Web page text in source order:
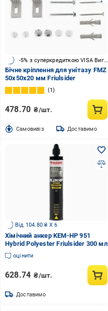
-5% з суперкредиткою VISA Вигода
Бічне крiплення для унiтазу FMZ
50x50x20 мм Friulsider
1
478.70 ₴/шт.
Cамовивіз Доставимо
Від 104.80 ₴ X 6
Хімічний анкер KEM-HP 951
Hybrid Polyester Friulsider 300 мл
оцінити
628.74 ₴/шт.
Доставимо